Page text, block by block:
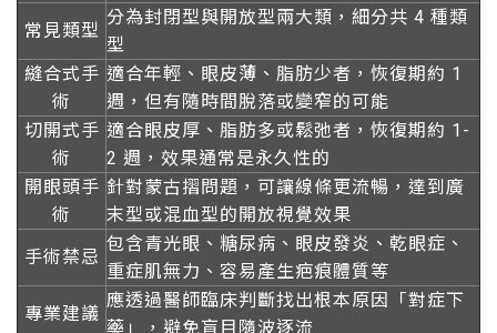
常見類型
分為封閉型與開放型兩大類，細分共 4 種類
型
縫合式手
術
適合年輕、眼皮薄、脂肪少者，恢復期約 1
週，但有隨時間脫落或變窄的可能
切開式手
術
適合眼皮厚、脂肪多或鬆弛者，恢復期約 1-
2 週，效果通常是永久性的
開眼頭手
術
針對蒙古摺問題，可讓線條更流暢，達到廣
末型或混血型的開放視覺效果
手術禁忌
包含青光眼、糖尿病、眼皮發炎、乾眼症、
重症肌無力、容易產生疤痕體質等
專業建議
應透過醫師臨床判斷找出根本原因「對症下
藥」，避免盲目隨波逐流